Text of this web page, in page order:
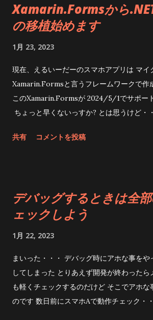
集」 して、編集できるようになったプロジ
分のプロジェクトファイルに書き換える
BaseSize="168,168" /> ↓
Include="Resources\Splash\
Color="#512BD4" BaseSize="168,168" />
Androidで実行 お、おう・・・・ まあ最初
最初に紹介したマイクロソフトのサイトで
<MauiSplashScreen
みよう Android 7 Android 11 Android 12
Xamarin.Formsから
の移植始めます
1月 23, 2023
現在、えるいーだーのスマホアプリは マイ
Xamarin.Formsと言うフレームワークで作
このXamarin.Formsが 2024/5/1でサポー
ちょっと早くないっすか? とは思うけど・
いから Xamarinのまま開発を続けちゃった
いやすいマイグレーションツール｣をリリ
ーだーは.NET MAUIへの移植はとっくに終
ない 何だよこれ フレームワークのバージョ
ないじゃん 一体何処を修正したんだよ・
もまるで上がる気配もない 最初はもう
ようと思ったんだけど、他のディーラーさ
てそれはちょっと迷惑をかけそう なので自
共有 コメントを投稿
デバッグするときは全
ェックしよう
1月 22, 2023
まいった・・・ デバッグ時にアホな事を
してしまった とりあえず開発が終わった
も軽くチェックするのだけど そこでアホな
のです 数日前にスマホAで動作チェック・